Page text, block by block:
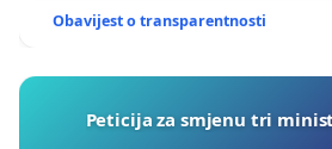
Obavijest o transparentnosti
Peticija za smjenu tri